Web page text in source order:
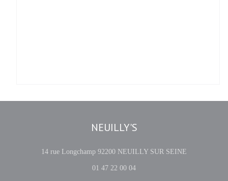
NEUILLY'S
14 rue Longchamp 92200 NEUILLY SUR SEINE
01 47 22 00 04